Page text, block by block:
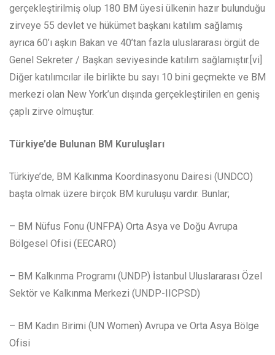
gerçekleştirilmiş olup 180 BM üyesi ülkenin hazır bulunduğu
zirveye 55 devlet ve hükümet başkanı katılım sağlamış
ayrıca 60’ı aşkın Bakan ve 40’tan fazla uluslararası örgüt de
Genel Sekreter / Başkan seviyesinde katılım sağlamıştır.[vi]
Diğer katılımcılar ile birlikte bu sayı 10 bini geçmekte ve BM
merkezi olan New York’un dışında gerçekleştirilen en geniş
çaplı zirve olmuştur.
Türkiye’de Bulunan BM Kuruluşları
Türkiye’de, BM Kalkınma Koordinasyonu Dairesi (UNDCO)
başta olmak üzere birçok BM kuruluşu vardır. Bunlar;
– BM Nüfus Fonu (UNFPA) Orta Asya ve Doğu Avrupa
Bölgesel Ofisi (EECARO)
– BM Kalkınma Programı (UNDP) İstanbul Uluslararası Özel
Sektör ve Kalkınma Merkezi (UNDP-IICPSD)
– BM Kadın Birimi (UN Women) Avrupa ve Orta Asya Bölge
Ofisi